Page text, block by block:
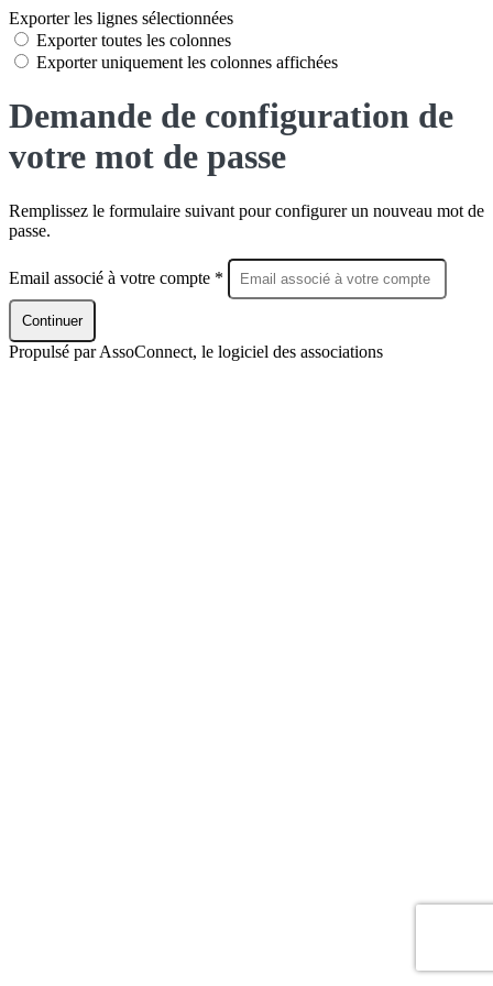
Exporter les lignes sélectionnées
Exporter toutes les colonnes
Exporter uniquement les colonnes affichées
Demande de configuration de
votre mot de passe
Remplissez le formulaire suivant pour configurer un nouveau mot de
passe.
Email associé à votre compte *
Continuer
Propulsé par AssoConnect, le logiciel des associations